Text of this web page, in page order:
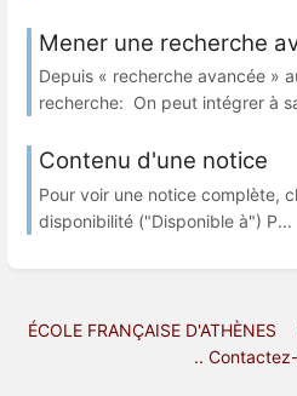
Mener une recherche
Depuis « recherche avancée »
recherche: On peut intégrer à
Contenu d'une notice
Pour voir une notice complète,
disponibilité ("Disponible à") P...
ÉCOLE FRANÇAISE D'ATHÈNES
..